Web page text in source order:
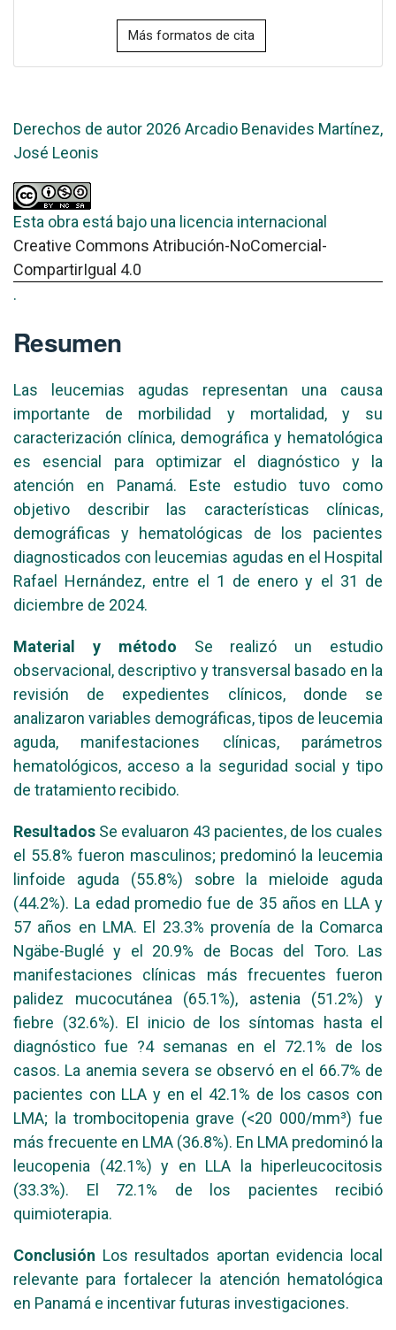
Más formatos de cita
Derechos de autor 2026 Arcadio Benavides Martínez,
José Leonis
Esta obra está bajo una licencia internacional
Creative Commons Atribución-NoComercial-
CompartirIgual 4.0
.
Resumen
Las leucemias agudas representan una causa
importante de morbilidad y mortalidad, y su
caracterización clínica, demográfica y hematológica
es esencial para optimizar el diagnóstico y la
atención en Panamá. Este estudio tuvo como
objetivo describir las características clínicas,
demográficas y hematológicas de los pacientes
diagnosticados con leucemias agudas en el Hospital
Rafael Hernández, entre el 1 de enero y el 31 de
diciembre de 2024.
Material y método Se realizó un estudio
observacional, descriptivo y transversal basado en la
revisión de expedientes clínicos, donde se
analizaron variables demográficas, tipos de leucemia
aguda, manifestaciones clínicas, parámetros
hematológicos, acceso a la seguridad social y tipo
de tratamiento recibido.
Resultados Se evaluaron 43 pacientes, de los cuales
el 55.8% fueron masculinos; predominó la leucemia
linfoide aguda (55.8%) sobre la mieloide aguda
(44.2%). La edad promedio fue de 35 años en LLA y
57 años en LMA. El 23.3% provenía de la Comarca
Ngäbe-Buglé y el 20.9% de Bocas del Toro. Las
manifestaciones clínicas más frecuentes fueron
palidez mucocutánea (65.1%), astenia (51.2%) y
fiebre (32.6%). El inicio de los síntomas hasta el
diagnóstico fue ?4 semanas en el 72.1% de los
casos. La anemia severa se observó en el 66.7% de
pacientes con LLA y en el 42.1% de los casos con
LMA; la trombocitopenia grave (<20 000/mm³) fue
más frecuente en LMA (36.8%). En LMA predominó la
leucopenia (42.1%) y en LLA la hiperleucocitosis
(33.3%). El 72.1% de los pacientes recibió
quimioterapia.
Conclusión Los resultados aportan evidencia local
relevante para fortalecer la atención hematológica
en Panamá e incentivar futuras investigaciones.